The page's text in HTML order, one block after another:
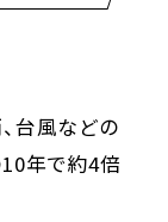
台風などの
年で約4倍